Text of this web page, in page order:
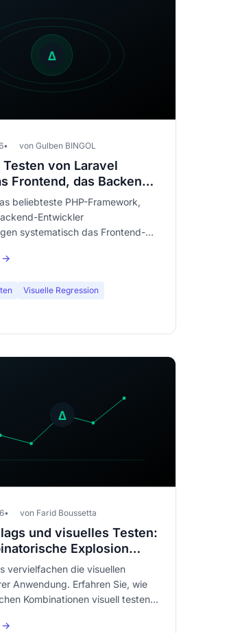
von Gulben BINGOL
von Laravel
Frontend, das Backend-
vergessen zu testen
beliebteste PHP-Framework,
Entwickler
systematisch das Frontend-
visuelles Testen schließt diese
→
Visuelle Regression
von Farid Boussetta
und visuelles Testen:
Explosion
beherrschen
vervielfachen die visuellen
Anwendung. Erfahren Sie, wie
Kombinationen visuell testen,
→